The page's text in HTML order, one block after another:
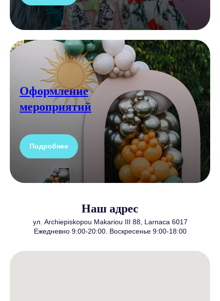
Оформление
мероприятий
Подробнее
Наш адрес
ул. Archiepiskopou Makariou III 88, Larnaca 6017
Ежедневно 9:00-20:00. Воскресенье 9:00-18:00